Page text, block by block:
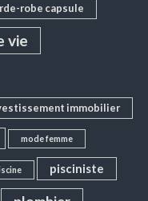
robe capsule
vie
immobilier
mode femme
pisciniste